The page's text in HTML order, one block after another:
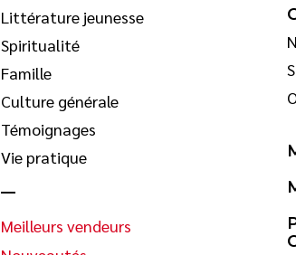
Littérature jeunesse
Spiritualité
Famille
Culture générale
Témoignages
Vie pratique
Meilleurs vendeurs